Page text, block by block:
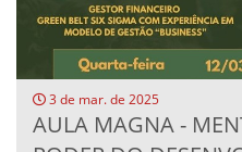
3 de mar. de 2025
AULA MAGNA -